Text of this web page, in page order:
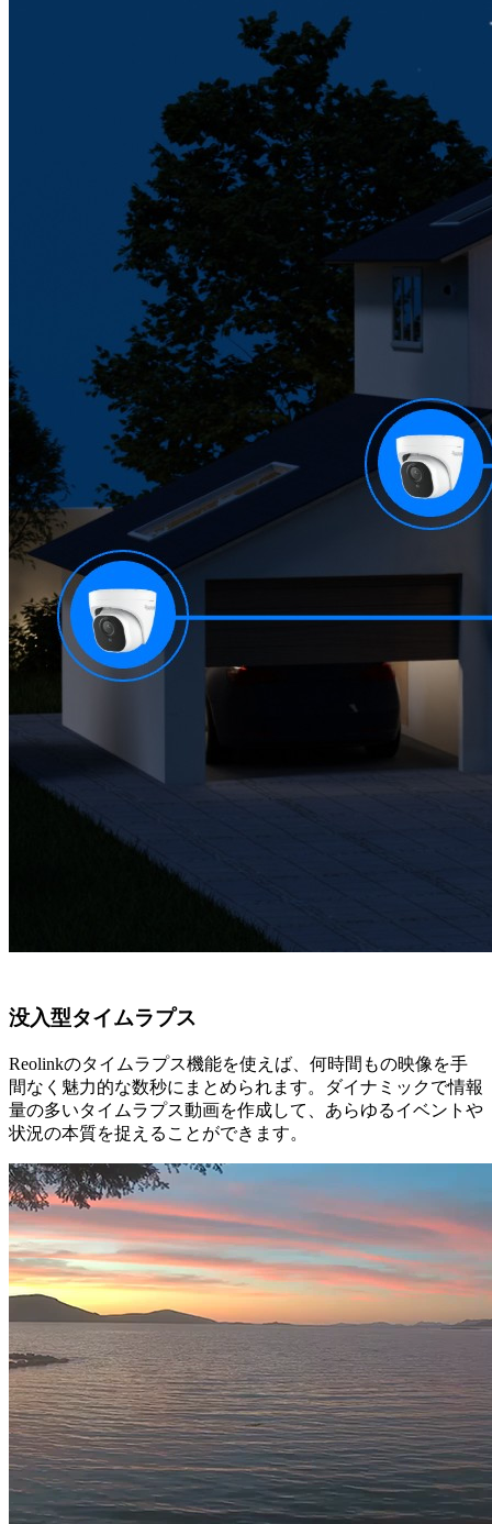
没入型タイムラプス
Reolinkのタイムラプス機能を使えば、何時間もの映像を手
間なく魅力的な数秒にまとめられます。ダイナミックで情報
量の多いタイムラプス動画を作成して、あらゆるイベントや
状況の本質を捉えることができます。